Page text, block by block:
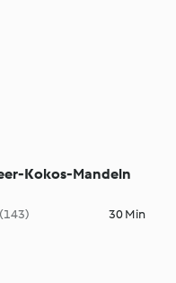
Kokos-Mandeln
(143) 30 Min